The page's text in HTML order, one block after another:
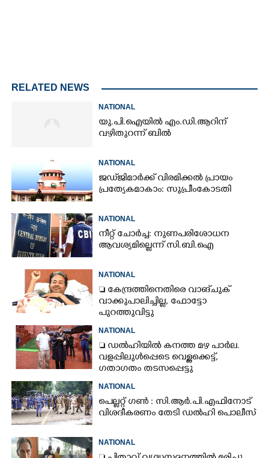
RELATED NEWS
NATIONAL
യു.പി.ഐയിൽ എം.ഡി.ആറിന്
വഴിതുറന്ന് ബിൽ
NATIONAL
ജഡ്‌ജിമാർക്ക് വിരമിക്കൽ പ്രായം
പ്രത്യേകമാകാം: സുപ്രീംകോടതി
NATIONAL
നീറ്റ് ചോർച്ച: നുണപരിശോധന
ആവശ്യമില്ലെന്ന് സി.ബി.ഐ
NATIONAL
 കേന്ദ്രത്തിനെതിരെ വാങ്‌ചുക്
വാക്കുപാലിച്ചില്ല, ഫോട്ടോ
പുറത്തുവിട്ടു
NATIONAL
 ഡൽഹിയിൽ കനത്ത മഴ പാർല.
വളപ്പിലുൾപ്പെടെ വെള്ളക്കെട്ട്,
ഗതാഗതം തടസപ്പെട്ടു
NATIONAL
പെല്ലറ്റ് ഗൺ : സി.ആർ.പി.എഫിനോട്
വിശദീകരണം തേടി ഡൽഹി പൊലീസ്
NATIONAL